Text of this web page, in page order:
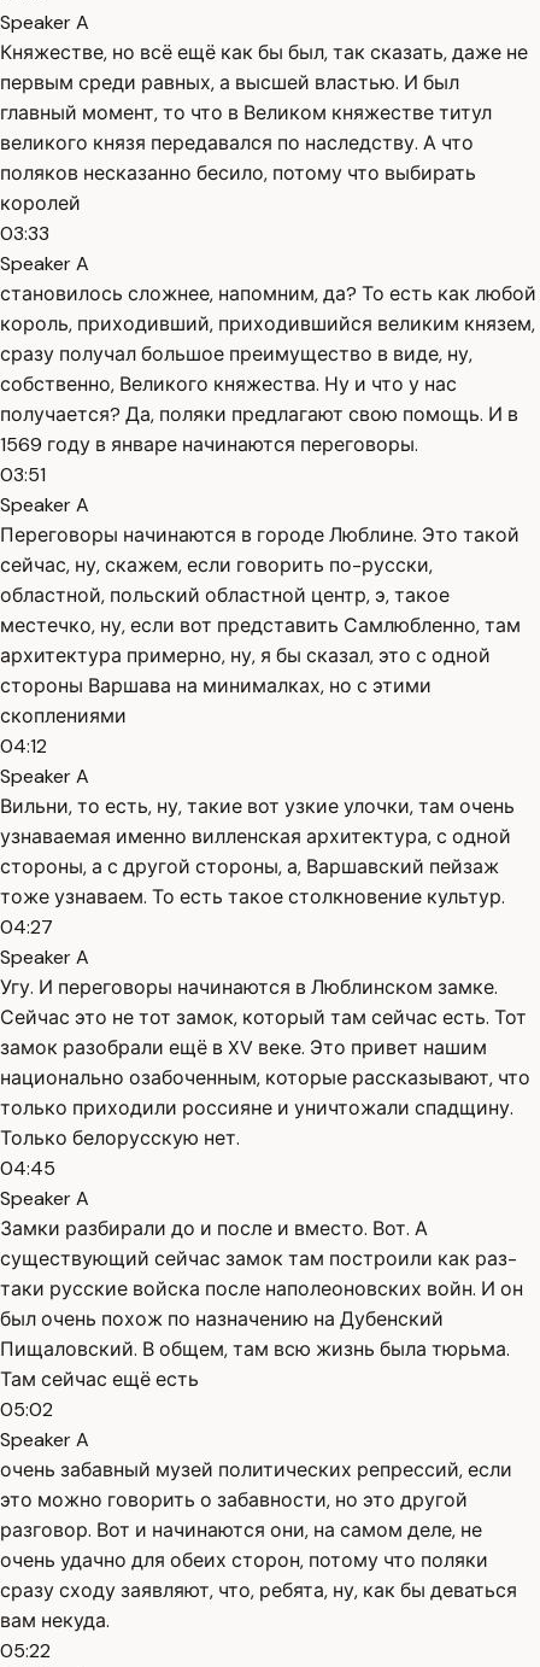
Speaker A
Княжестве, но всё ещё как бы был, так сказать, даже не
первым среди равных, а высшей властью. И был
главный момент, то что в Великом княжестве титул
великого князя передавался по наследству. А что
поляков несказанно бесило, потому что выбирать
королей
03:33
Speaker A
становилось сложнее, напомним, да? То есть как любой
король, приходивший, приходившийся великим князем,
сразу получал большое преимущество в виде, ну,
собственно, Великого княжества. Ну и что у нас
получается? Да, поляки предлагают свою помощь. И в
1569 году в январе начинаются переговоры.
03:51
Speaker A
Переговоры начинаются в городе Люблине. Это такой
сейчас, ну, скажем, если говорить по-русски,
областной, польский областной центр, э, такое
местечко, ну, если вот представить Самлюбленно, там
архитектура примерно, ну, я бы сказал, это с одной
стороны Варшава на минималках, но с этими
скоплениями
04:12
Speaker A
Вильни, то есть, ну, такие вот узкие улочки, там очень
узнаваемая именно вилленская архитектура, с одной
стороны, а с другой стороны, а, Варшавский пейзаж
тоже узнаваем. То есть такое столкновение культур.
04:27
Speaker A
Угу. И переговоры начинаются в Люблинском замке.
Сейчас это не тот замок, который там сейчас есть. Тот
замок разобрали ещё в XV веке. Это привет нашим
национально озабоченным, которые рассказывают, что
только приходили россияне и уничтожали спадщину.
Только белорусскую нет.
04:45
Speaker A
Замки разбирали до и после и вместо. Вот. А
существующий сейчас замок там построили как раз-
таки русские войска после наполеоновских войн. И он
был очень похож по назначению на Дубенский
Пищаловский. В общем, там всю жизнь была тюрьма.
Там сейчас ещё есть
05:02
Speaker A
очень забавный музей политических репрессий, если
это можно говорить о забавности, но это другой
разговор. Вот и начинаются они, на самом деле, не
очень удачно для обеих сторон, потому что поляки
сразу сходу заявляют, что, ребята, ну, как бы деваться
вам некуда.
05:22